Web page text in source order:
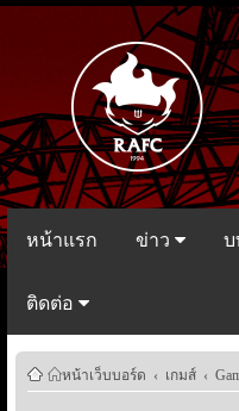
หน้าแรก ข่าว บ
ติดต่อ
หน้าเว็บบอร์ด ‹ เกมส์ ‹